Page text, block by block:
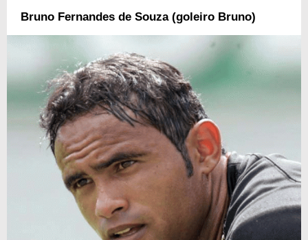
Bruno Fernandes de Souza (goleiro Bruno)